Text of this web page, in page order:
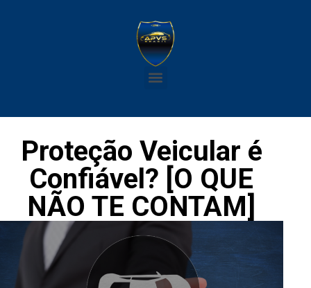
Proteção Veicular é
Confiável? [O QUE
NÃO TE CONTAM]